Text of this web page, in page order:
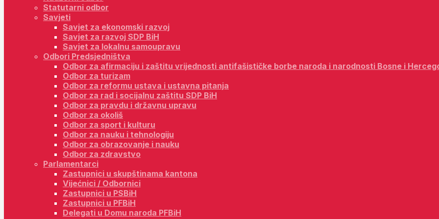
Statutarni odbor
Savjeti
Savjet za ekonomski razvoj
Savjet za razvoj SDP BiH
Savjet za lokalnu samoupravu
Odbori Predsjedništva
Odbor za afirmaciju i zaštitu vrijednosti antifašističke borbe naroda i narodnosti Bosne i
Odbor za turizam
Odbor za reformu ustava i ustavna pitanja
Odbor za rad i socijalnu zaštitu SDP BiH
Odbor za pravdu i državnu upravu
Odbor za okoliš
Odbor za sport i kulturu
Odbor za nauku i tehnologiju
Odbor za obrazovanje i nauku
Odbor za zdravstvo
Parlamentarci
Zastupnici u skupštinama kantona
Vijećnici / Odbornici
Zastupnici u PSBiH
Zastupnici u PFBiH
Delegati u Domu naroda PFBiH